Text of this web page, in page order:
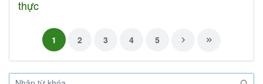
thực
1 2 3 4 5